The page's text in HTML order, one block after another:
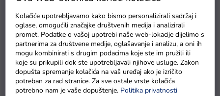
Kolačiće upotrebljavamo kako bismo personalizirali sadržaj i
oglase, omogućili značajke društvenih medija i analizirali
promet. Podatke o vašoj upotrebi naše web-lokacije dijelimo s
partnerima za društvene medije, oglašavanje i analizu, a oni ih
mogu kombinirati s drugim podacima koje ste im pružili ili
koje su prikupili dok ste upotrebljavali njihove usluge. Zakon
dopušta spremanje kolačića na vaš uređaj ako je izričito
potreban za rad stranice. Za sve ostale vrste kolačića
potrebno nam je vaše dopuštenje. Politika privatnosti
Drvena lisica na povlačenje
Na zalihi - dostava do
6 dana
Drvene kocke sova
Na zalihama